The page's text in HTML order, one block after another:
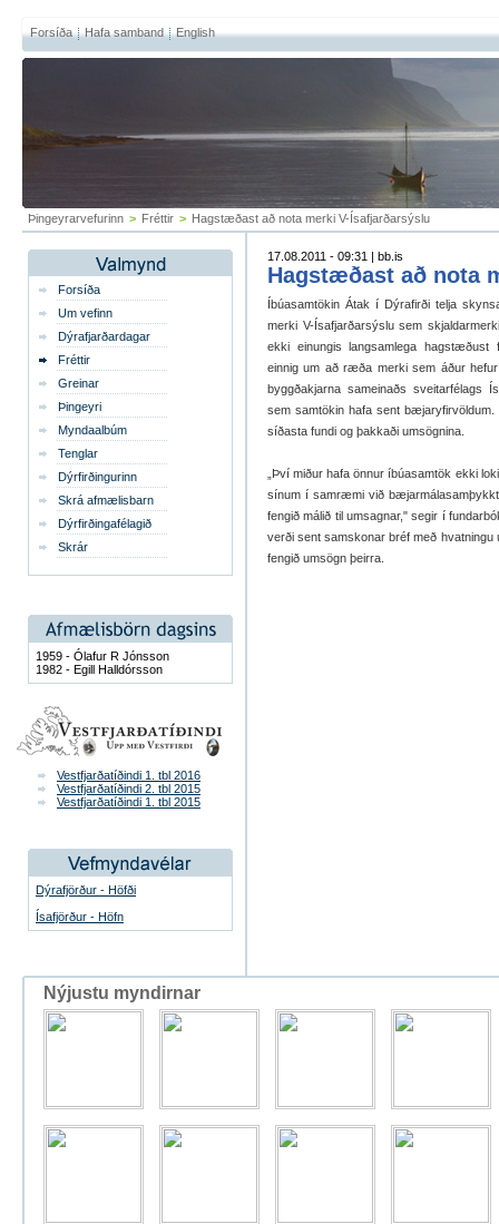
Forsíða Hafa samband English
Þingeyrarvefurinn > Fréttir > Hagstæðast að nota merki V-Ísafjarðarsýslu
Forsíða
Um vefinn
Dýrafjarðardagar
Fréttir
Greinar
Þingeyri
Myndaalbúm
Tenglar
Dýrfirðingurinn
Skrá afmælisbarn
Dýrfirðingafélagið
Skrár
1959 - Ólafur R Jónsson
1982 - Egill Halldórsson
Vestfjarðatíðindi 1. tbl 2016
Vestfjarðatíðindi 2. tbl 2015
Vestfjarðatíðindi 1. tbl 2015
Dýrafjörður - Höfði
Ísafjörður - Höfn
17.08.2011 - 09:31 | bb.is
Hagstæðast að nota
Íbúasamtökin Átak í Dýrafirði telja
merki V-Ísafjarðarsýslu sem
ekki einungis langsamlega hagstæðust
einnig um að ræða merki sem áður
byggðakjarna sameinaðs sveitarfélags
sem samtökin hafa sent
síðasta fundi og þakkaði umsögnina.
„Því miður hafa önnur íbúasamtök ekki
sínum í samræmi við
fengið málið til umsagnar," segir í
verði sent samskonar bréf með
fengið umsögn þeirra.
Nýjustu myndirnar